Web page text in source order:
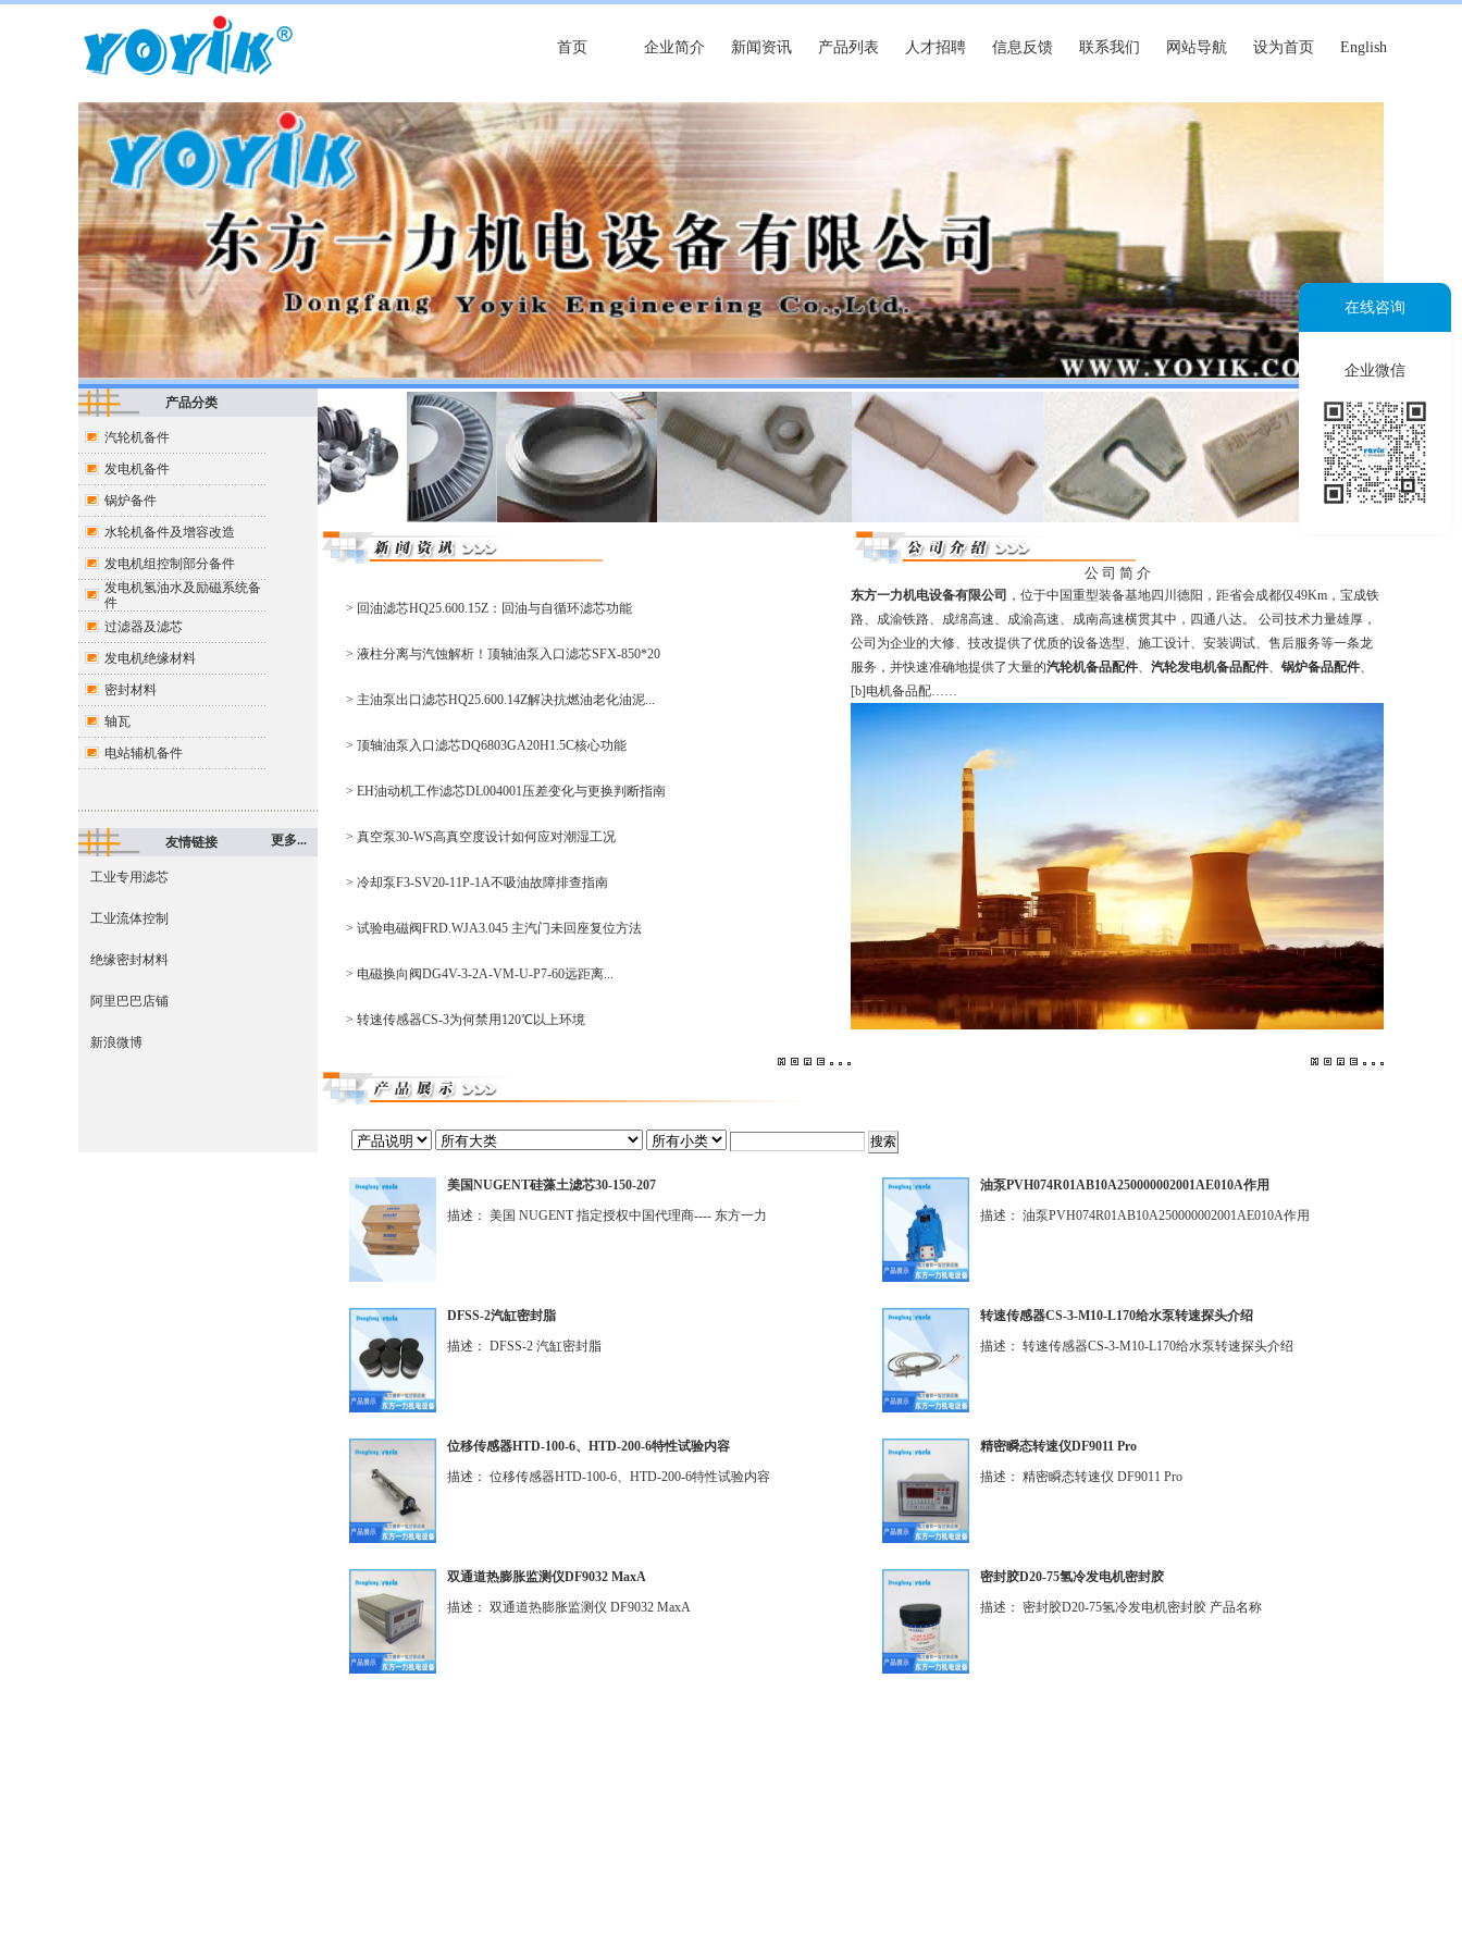
首页 企业简介 新闻资讯 产品列表 人才招聘 信息反馈 联系我们 网站导航 设为首页 English
产品分类
汽轮机备件
发电机备件
锅炉备件
水轮机备件及增容改造
发电机组控制部分备件
发电机氢油水及励磁系统备
件
过滤器及滤芯
发电机绝缘材料
密封材料
轴瓦
电站辅机备件
友情链接 更多...
工业专用滤芯
工业流体控制
绝缘密封材料
阿里巴巴店铺
新浪微博
> 回油滤芯HQ25.600.15Z：回油与自循环滤芯功能
> 液柱分离与汽蚀解析！顶轴油泵入口滤芯SFX-850*20
> 主油泵出口滤芯HQ25.600.14Z解决抗燃油老化油泥...
> 顶轴油泵入口滤芯DQ6803GA20H1.5C核心功能
> EH油动机工作滤芯DL004001压差变化与更换判断指南
> 真空泵30-WS高真空度设计如何应对潮湿工况
> 冷却泵F3-SV20-11P-1A不吸油故障排查指南
> 试验电磁阀FRD.WJA3.045 主汽门未回座复位方法
> 电磁换向阀DG4V-3-2A-VM-U-P7-60远距离...
> 转速传感器CS-3为何禁用120℃以上环境
公 司 简 介
东方一力机电设备有限公司 ，位于中国重型装备基地四川德阳，距省会成都仅49Km，宝成铁
路、成渝铁路、成绵高速、成渝高速、成南高速横贯其中，四通八达。 公司技术力量雄厚，
公司为企业的大修、技改提供了优质的设备选型、施工设计、安装调试、售后服务等一条龙
服务，并快速准确地提供了大量的汽轮机备品配件 汽轮发电机备品配件 锅炉备品配件
[b]电机备品配……
美国NUGENT硅藻土滤芯30-150-207
描述： 美国 NUGENT 指定授权中国代理商---- 东方一力
油泵PVH074R01AB10A250000002001AE010A作用
描述： 油泵PVH074R01AB10A250000002001AE010A作用
DFSS-2汽缸密封脂
描述： DFSS-2 汽缸密封脂
转速传感器CS-3-M10-L170给水泵转速探头介绍
描述： 转速传感器CS-3-M10-L170给水泵转速探头介绍
位移传感器HTD-100-6、HTD-200-6特性试验内容
描述： 位移传感器HTD-100-6、HTD-200-6特性试验内容
精密瞬态转速仪DF9011 Pro
描述： 精密瞬态转速仪 DF9011 Pro
双通道热膨胀监测仪DF9032 MaxA
描述： 双通道热膨胀监测仪 DF9032 MaxA
密封胶D20-75氢冷发电机密封胶
描述： 密封胶D20-75氢冷发电机密封胶 产品名称
在线咨询
企业微信